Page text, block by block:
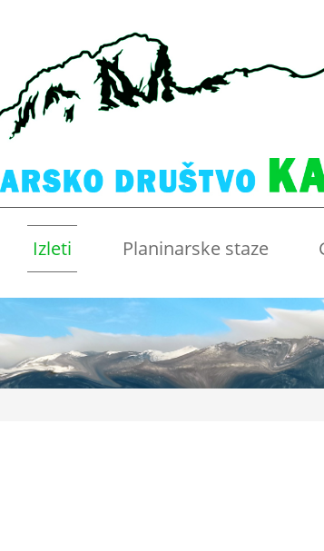
Izleti Planinarske staze